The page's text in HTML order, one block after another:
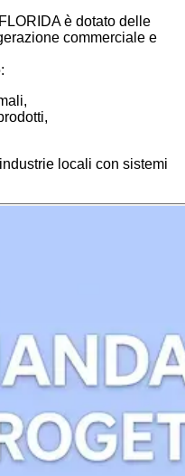
è dotato delle
commerciale e
locali con sistemi